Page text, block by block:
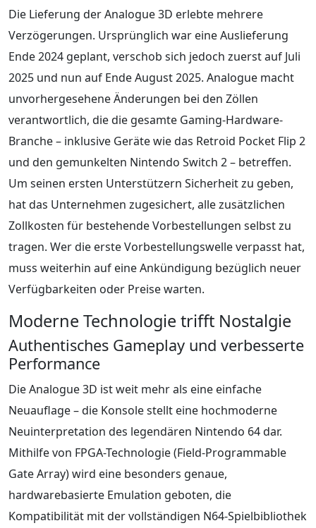
Die Lieferung der Analogue 3D erlebte mehrere
Verzögerungen. Ursprünglich war eine Auslieferung
Ende 2024 geplant, verschob sich jedoch zuerst auf Juli
2025 und nun auf Ende August 2025. Analogue macht
unvorhergesehene Änderungen bei den Zöllen
verantwortlich, die die gesamte Gaming-Hardware-
Branche – inklusive Geräte wie das Retroid Pocket Flip 2
und den gemunkelten Nintendo Switch 2 – betreffen.
Um seinen ersten Unterstützern Sicherheit zu geben,
hat das Unternehmen zugesichert, alle zusätzlichen
Zollkosten für bestehende Vorbestellungen selbst zu
tragen. Wer die erste Vorbestellungswelle verpasst hat,
muss weiterhin auf eine Ankündigung bezüglich neuer
Verfügbarkeiten oder Preise warten.
Moderne Technologie trifft Nostalgie
Authentisches Gameplay und verbesserte
Performance
Die Analogue 3D ist weit mehr als eine einfache
Neuauflage – die Konsole stellt eine hochmoderne
Neuinterpretation des legendären Nintendo 64 dar.
Mithilfe von FPGA-Technologie (Field-Programmable
Gate Array) wird eine besonders genaue,
hardwarebasierte Emulation geboten, die
Kompatibilität mit der vollständigen N64-Spielbibliothek